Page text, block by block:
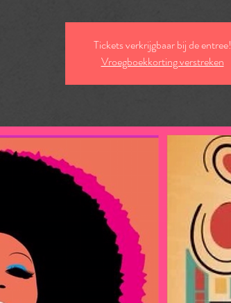
Tickets verkrijgbaar bij de entree!
Vroegboekkorting verstreken